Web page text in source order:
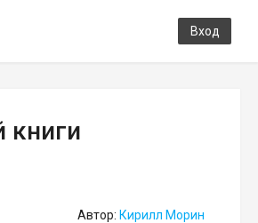
Вход
книги
Автор: Кирилл Морин